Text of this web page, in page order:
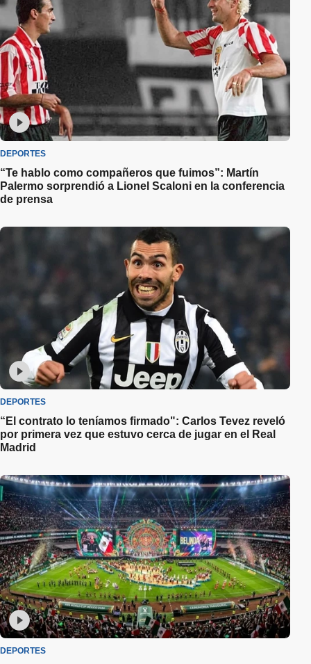
DEPORTES
“Te hablo como compañeros que fuimos”: Martín
Palermo sorprendió a Lionel Scaloni en la conferencia
de prensa
DEPORTES
“El contrato lo teníamos firmado": Carlos Tevez reveló
por primera vez que estuvo cerca de jugar en el Real
Madrid
DEPORTES